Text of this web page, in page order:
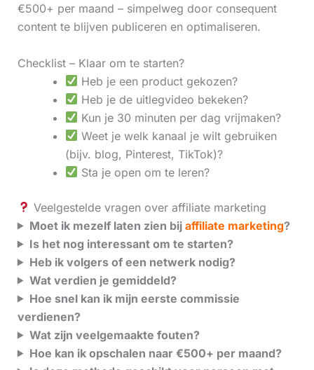
€500+ per maand – simpelweg door consequent
content te blijven publiceren en optimaliseren.
Checklist – Klaar om te starten?
Heb je een product gekozen?
Heb je de uitlegvideo bekeken?
Kun je 30 minuten per dag vrijmaken?
Weet je welk kanaal je wilt gebruiken
(bijv. blog, Pinterest, TikTok)?
Sta je open om te leren?
Veelgestelde vragen over affiliate marketing
Moet ik mezelf laten zien bij affiliate marketing?
Is het nog interessant om te starten?
Heb ik volgers of een netwerk nodig?
Wat verdien je gemiddeld?
Hoe snel kan ik mijn eerste commissie
verdienen?
Wat zijn veelgemaakte fouten?
Hoe kan ik opschalen naar €500+ per maand?